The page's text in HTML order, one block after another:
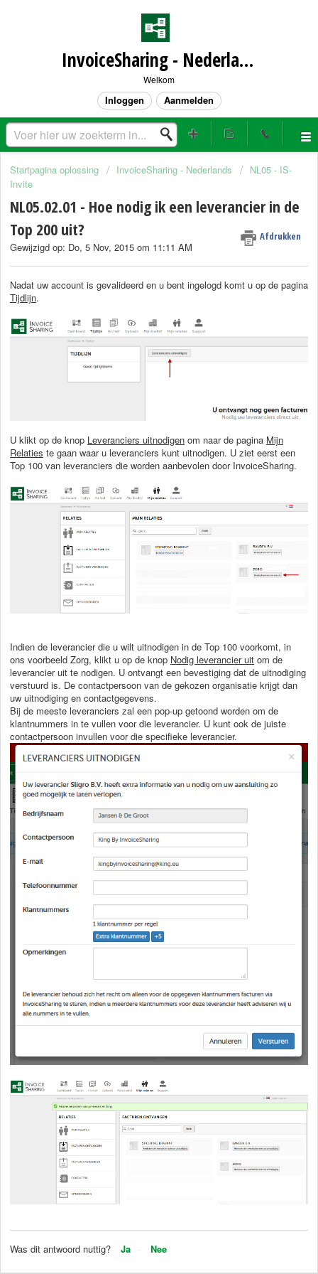
InvoiceSharing - Nederland
Welkom
Inloggen Aanmelden
Startpagina oplossing InvoiceSharing - Nederlands
NL05 - IS-
Invite
NL05.02.01 - Hoe nodig ik een leverancier in de
Top 200 uit?
Afdrukken
Gewijzigd op: Do, 5 Nov, 2015 om 11:11 AM
Nadat uw account is gevalideerd en u bent ingelogd komt u op de pagina
Tijdlijn.
U klikt op de knop Leveranciers uitnodigen om naar de pagina Mijn
Relaties te gaan waar u leveranciers kunt uitnodigen. U ziet eerst een
Top 100 van leveranciers die worden aanbevolen door InvoiceSharing.
Indien de leverancier die u wilt uitnodigen in de Top 100 voorkomt, in
ons voorbeeld Zorg, klikt u op de knop Nodig leverancier uit om de
leverancier uit te nodigen. U ontvangt een bevestiging dat de uitnodiging
verstuurd is. De contactpersoon van de gekozen organisatie krijgt dan
uw uitnodiging en contactgegevens.
Bij de meeste leveranciers zal een pop-up getoond worden om de
klantnummers in te vullen voor die leverancier. U kunt ook de juiste
contactpersoon invullen voor die specifieke leverancier.
Was dit antwoord nuttig? Ja Nee